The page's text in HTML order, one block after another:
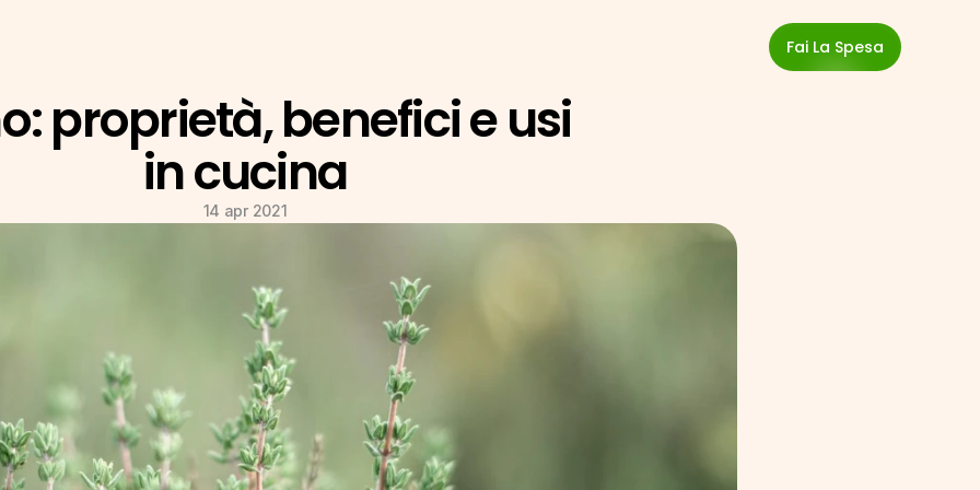
Fai La Spesa
proprietà, benefici e usi
in cucina
14 apr 2021